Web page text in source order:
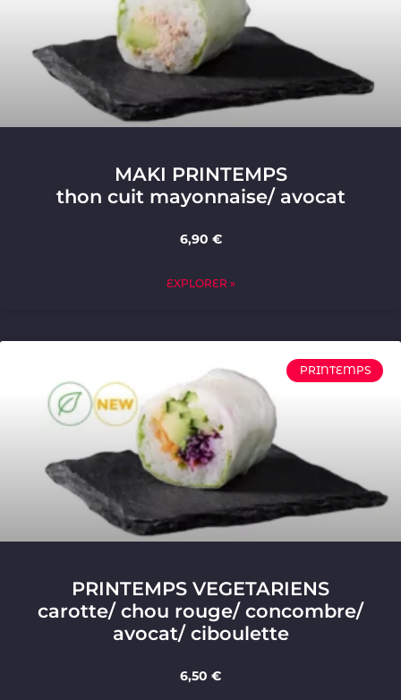
MAKI PRINTEMPS
thon cuit mayonnaise/ avocat
6,90 €
EXPLORER »
PRINTEMPS
PRINTEMPS VEGETARIENS
carotte/ chou rouge/ concombre/
avocat/ ciboulette
6,50 €